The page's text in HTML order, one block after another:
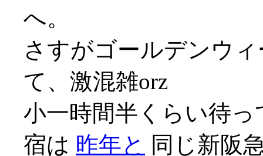
へ。
さすがゴールデンウ
て、激混雑orz
小一時間半くらい待
宿は 昨年と 同じ新阪